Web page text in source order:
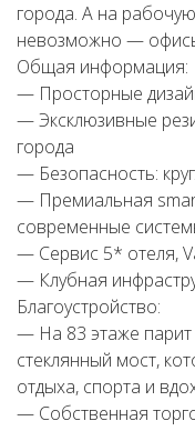
города. А на
невозможно —
Общая информация:
— Просторные
— Эксклюзивные
города
— Безопасность:
— Премиальная
современные
— Сервис 5* отеля,
— Клубная
Благоустройство:
— На 83 этаже
стеклянный мост,
отдыха, спорта и
— Собственная